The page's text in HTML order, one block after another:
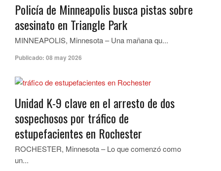
Policía de Minneapolis busca pistas sobre
asesinato en Triangle Park
MINNEAPOLIS, Minnesota – Una mañana qu...
Publicado: 08 may 2026
Unidad K-9 clave en el arresto de dos
sospechosos por tráfico de
estupefacientes en Rochester
ROCHESTER, Minnesota – Lo que comenzó como
un...